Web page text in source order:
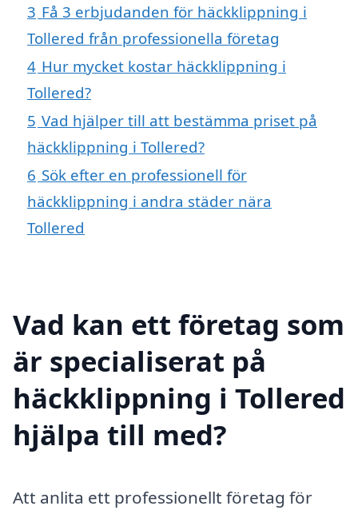
3 Få 3 erbjudanden för häckklippning i
Tollered från professionella företag
4 Hur mycket kostar häckklippning i
Tollered?
5 Vad hjälper till att bestämma priset på
häckklippning i Tollered?
6 Sök efter en professionell för
häckklippning i andra städer nära
Tollered
Vad kan ett företag som
är specialiserat på
häckklippning i Tollered
hjälpa till med?
Att anlita ett professionellt företag för